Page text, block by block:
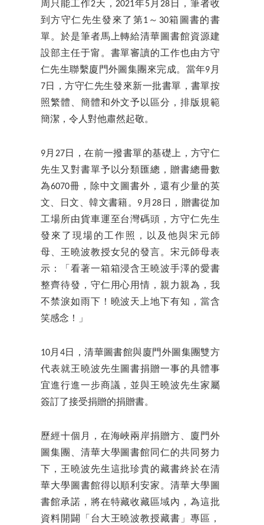
周只能工作2天，2021年5月28日，筆者收
到方守仁先生發來了第1～30箱圖書的書
單。於是筆者馬上轉給清華圖書館資源建
設部主任于甯。書單審讀的工作也由方守
仁先生聯繫廈門外圖集團來完成。當年9月
7日，方守仁先生發來新一批書單，書單按
照繁體、簡體和外文予以區分，排版規範
簡潔，令人對他肅然起敬。
9月27日，在前一撥書單的基礎上，方守仁
先生又對書單予以分類匯總，贈書總冊數
為6070冊，除中文圖書外，還有少量的英
文、日文、韓文書籍。9月28日，贈書從加
工場所由貨車運至台灣碼頭，方守仁先生
發來了現場的工作照，以及他與宋元師
母、王曉波教授女兒的發言。宋元師母表
示：「看著一箱箱浸含王曉波手澤的愛書
整齊待發，守仁用心用情，親力親為，我
不禁淚如雨下！曉波天上地下有知，當含
笑感念！」
10月4日，清華圖書館與廈門外圖集團雙方
代表就王曉波先生圖書捐贈一事的具體事
宜進行進一步商議，並與王曉波先生家屬
簽訂了接受捐贈的捐贈書。
歷經十個月，在海峽兩岸捐贈方、廈門外
圖集團、清華大學圖書館同仁的共同努力
下，王曉波先生這批珍貴的藏書終於在清
華大學圖書館得以順利安家。清華大學圖
書館承諾，將在特藏收藏區域內，為這批
資料開闢「台大王曉波教授藏書」專區，